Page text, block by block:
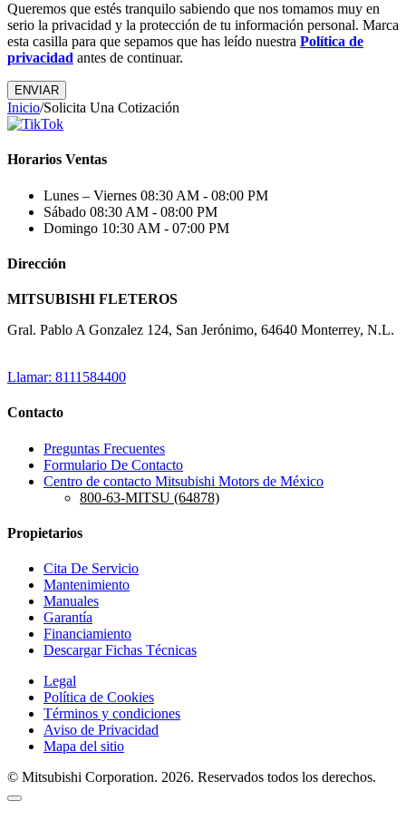
Queremos que estés tranquilo sabiendo que nos tomamos muy en
serio la privacidad y la protección de tu información personal. Marca
esta casilla para que sepamos que has leído nuestra Política de
privacidad antes de continuar.
Inicio/Solicita Una Cotización
Horarios Ventas
Lunes – Viernes 08:30 AM - 08:00 PM
Sábado 08:30 AM - 08:00 PM
Domingo 10:30 AM - 07:00 PM
Dirección
MITSUBISHI FLETEROS
Gral. Pablo A Gonzalez 124, San Jerónimo, 64640 Monterrey, N.L.
Llamar: 8111584400
Contacto
Preguntas Frecuentes
Formulario De Contacto
Centro de contacto Mitsubishi Motors de México
800-63-MITSU (64878)
Propietarios
Cita De Servicio
Mantenimiento
Manuales
Garantía
Financiamiento
Descargar Fichas Técnicas
Legal
Política de Cookies
Términos y condiciones
Aviso de Privacidad
Mapa del sitio
© Mitsubishi Corporation. 2026. Reservados todos los derechos.